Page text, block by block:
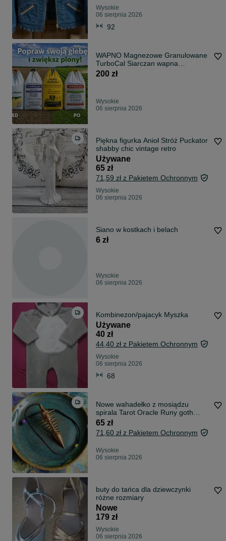
Wysokie
06 sierpnia 2026
92
WAPNO Magnezowe Granulowane
TurboCal Siarczan wapna
Magnezowy Siarczan wapna
200 zł
Wysokie
06 sierpnia 2026
Piękna figurka Anioł Stróż Puckator
shabby chic vintage retro
Używane
65 zł
71,59 zł z Pakietem Ochronnym
Wysokie
06 sierpnia 2026
Siano w kostkach i belach
6 zł
Wysokie
06 sierpnia 2026
Kombinezon/pajacyk Myszka
Używane
40 zł
44,40 zł z Pakietem Ochronnym
Wysokie
06 sierpnia 2026
68
Nowe wahadełko z mosiądzu
spirala Tarot Oracle Runy goth
gothic
65 zł
71,60 zł z Pakietem Ochronnym
Wysokie
06 sierpnia 2026
buty do tańca dla dziewczynki
różne rozmiary
Nowe
179 zł
Wysokie
06 sierpnia 2026